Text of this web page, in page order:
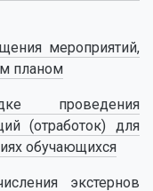
мероприятий,
планом
проведения
(отработок) для
обучающихся
экстернов